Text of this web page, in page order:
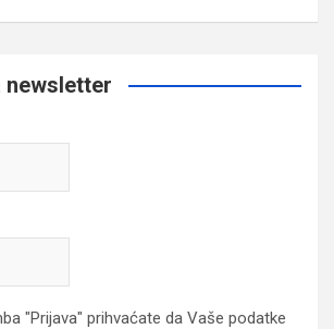
newsletter
"Prijava" prihvaćate da Vaše podatke